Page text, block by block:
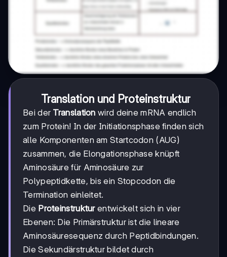
Translation und Proteinstruktur
Bei der Translation wird deine mRNA endlich
zum Protein! In der Initiationsphase finden sich
alle Komponenten am Startcodon (AUG)
zusammen, die Elongationsphase knüpft
Aminosäure für Aminosäure zur
Polypeptidkette, bis ein Stopcodon die
Termination einleitet.
Die Proteinstrukturentwickelt sich in vier
Ebenen: Die Primärstruktur ist die lineare
Aminosäuresequenz durch Peptidbindungen.
Die Sekundärstruktur bildet durch